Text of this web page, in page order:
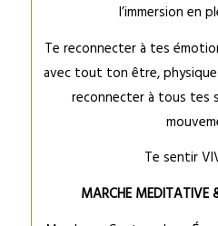
l’immersion en
Te reconnecter à tes
avec tout ton être,
reconnecter à tous tes
Te sentir
MARCHE MEDITATIVE